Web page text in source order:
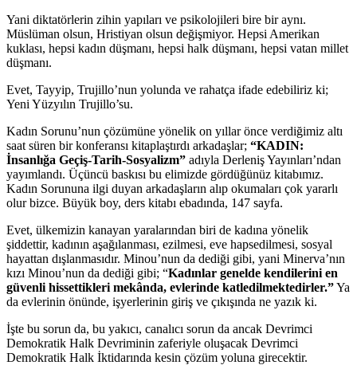
Yani diktatörlerin zihin yapıları ve psikolojileri bire bir aynı.
Müslüman olsun, Hristiyan olsun değişmiyor. Hepsi Amerikan
kuklası, hepsi kadın düşmanı, hepsi halk düşmanı, hepsi vatan millet
düşmanı.
Evet, Tayyip, Trujillo’nun yolunda ve rahatça ifade edebiliriz ki;
Yeni Yüzyılın Trujillo’su.
Kadın Sorunu’nun çözümüne yönelik on yıllar önce verdiğimiz altı
saat süren bir konferansı kitaplaştırdı arkadaşlar; “KADIN:
İnsanlığa Geçiş-Tarih-Sosyalizm” adıyla Derleniş Yayınları’ndan
yayımlandı. Üçüncü baskısı bu elimizde gördüğünüz kitabımız.
Kadın Sorununa ilgi duyan arkadaşların alıp okumaları çok yararlı
olur bizce. Büyük boy, ders kitabı ebadında, 147 sayfa.
Evet, ülkemizin kanayan yaralarından biri de kadına yönelik
şiddettir, kadının aşağılanması, ezilmesi, eve hapsedilmesi, sosyal
hayattan dışlanmasıdır. Minou’nun da dediği gibi, yani Minerva’nın
kızı Minou’nun da dediği gibi; “Kadınlar genelde kendilerini en
güvenli hissettikleri mekânda, evlerinde katledilmektedirler.”Ya
da evlerinin önünde, işyerlerinin giriş ve çıkışında ne yazık ki.
İşte bu sorun da, bu yakıcı, canalıcı sorun da ancak Devrimci
Demokratik Halk Devriminin zaferiyle oluşacak Devrimci
Demokratik Halk İktidarında kesin çözüm yoluna girecektir.